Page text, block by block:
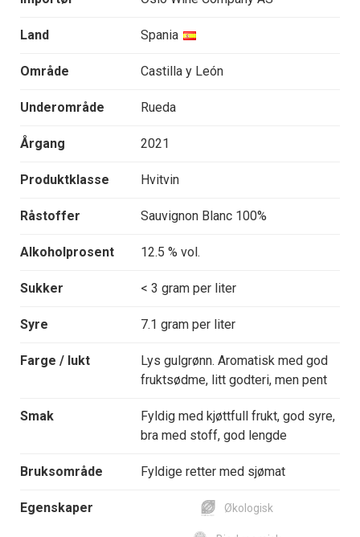
Land Spania
Område Castilla y León
Underområde Rueda
Årgang 2021
Produktklasse Hvitvin
Råstoffer Sauvignon Blanc 100%
Alkoholprosent 12.5 % vol.
Sukker < 3 gram per liter
Syre 7.1 gram per liter
Farge / lukt
Lys gulgrønn. Aromatisk med god
fruktsødme, litt godteri, men pent
Smak
Fyldig med kjøttfull frukt, god syre,
bra med stoff, god lengde
Bruksområde Fyldige retter med sjømat
Egenskaper Økologisk